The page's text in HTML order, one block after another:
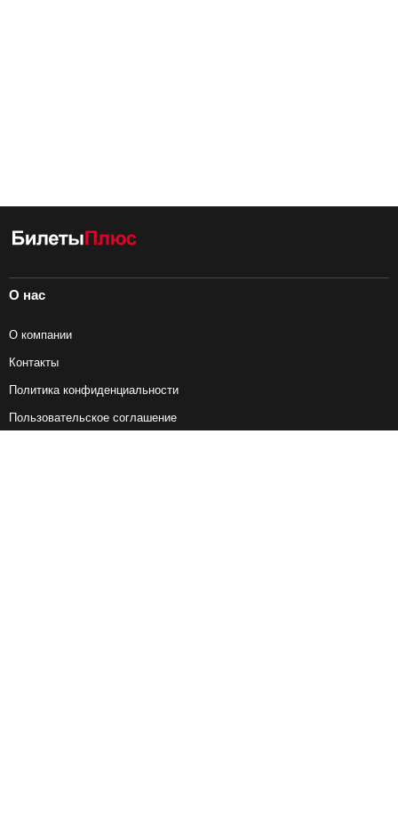
О нас
О компании
Контакты
Политика конфиденциальности
Пользовательское соглашение